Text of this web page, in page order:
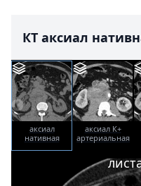
КТ аксиал
аксиал
нативная
аксиал К+
артериальная